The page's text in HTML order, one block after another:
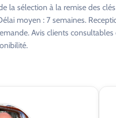
la sélection à la remise des
moyen : 7 semaines.
Avis clients